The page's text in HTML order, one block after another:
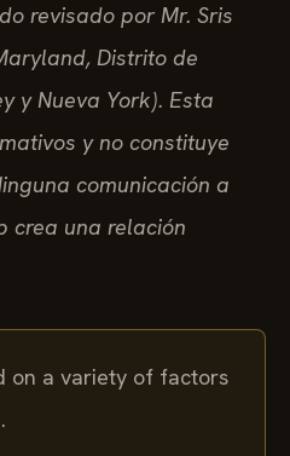
revisado por Mr. Sris
Distrito de
y Nueva York). Esta
y no constituye
comunicación a
crea una relación
on a variety of factors